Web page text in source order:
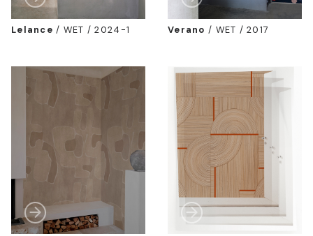
Lelance / WET / 2024-1 Verano / WET / 2017